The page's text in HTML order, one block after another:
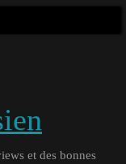
et des bonnes